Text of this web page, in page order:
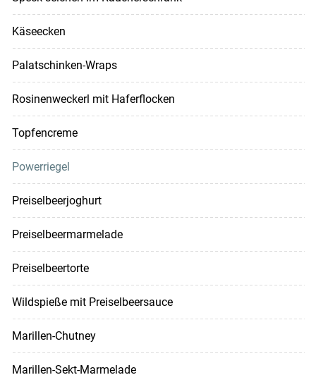
Käseecken
Palatschinken-Wraps
Rosinenweckerl mit Haferflocken
Topfencreme
Powerriegel
Preiselbeerjoghurt
Preiselbeermarmelade
Preiselbeertorte
Wildspieße mit Preiselbeersauce
Marillen-Chutney
Marillen-Sekt-Marmelade